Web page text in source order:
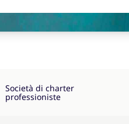
Società di charter
professioniste